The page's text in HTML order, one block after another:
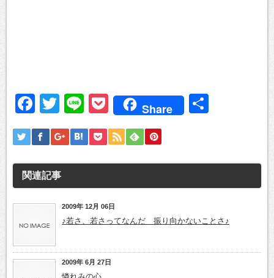
Facebook
Twitter
LinePocket
Share
関連記事
2009年 12月 06日
♪若さ、若さってなんだ 振り向かないことさ♪
2009年 6月 27日